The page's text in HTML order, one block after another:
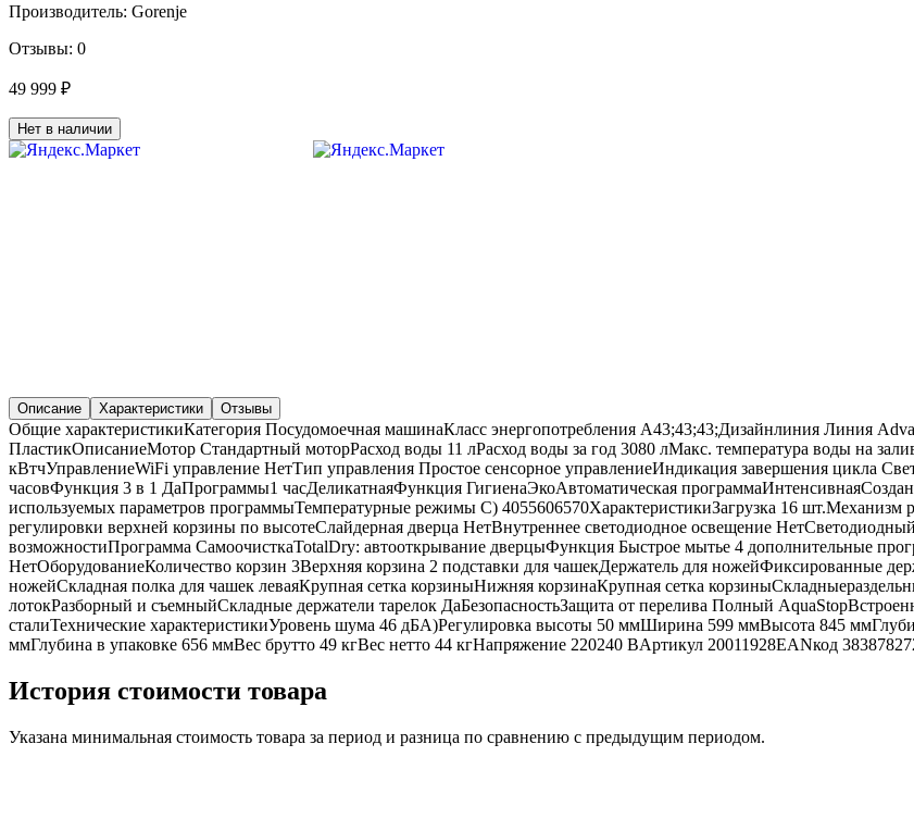
Производитель: Gorenje
Отзывы: 0
49 999 ₽
Нет в наличии
Описание Характеристики Отзывы
Общие характеристикиКатегория Посудомоечная машинаКласс энергопотребления A43;43;43;Дизайнлиния Линия
ПластикОписаниеMотор Стандартный моторРасход воды 11 лРасход воды за год 3080 лМакс. температура воды на
кВтчУправлениеWiFi управление НетТип управления Простое сенсорное управлениеИндикация завершения цикла
часовФункция 3 в 1 ДаПрограммы1 часДеликатнаяФункция ГигиенаЭкоАвтоматическая
используемых параметров программыТемпературные режимы C) 4055606570ХарактеристикиЗагрузка 16
регулировки верхней корзины по высотеСлайдерная дверца НетВнутреннее светодиодное освещение
возможностиПрограмма СамоочисткаTotalDry: автооткрывание дверцыФункция Быстрое мытье 4 дополнительные
НетОборудованиеКоличество корзин 3Верхняя корзина 2 подставки для чашекДержатель для ножейФиксированные
ножейСкладная полка для чашек леваяКрупная сетка корзиныНижняя корзинаКрупная сетка
лотокРазборный и съемныйСкладные держатели тарелок ДаБезопасностьЗащита от перелива Полный
сталиТехнические характеристикиУровень шума 46 дБА)Регулировка высоты 50 ммШирина 599 ммВысота 845
ммГлубина в упаковке 656 ммВес брутто 49 кгВес нетто 44 кгНапряжение 220240 BАртикул 20011928ЕАNкод
История стоимости товара
Указана минимальная стоимость товара за период и разница по сравнению с предыдущим периодом.